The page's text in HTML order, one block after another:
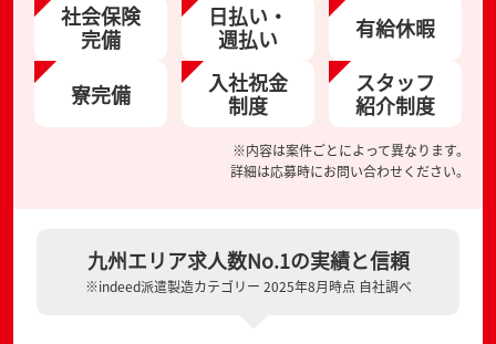
社会保険
完備
日払い・
週払い 有給休暇
寮完備 入社祝金
制度
スタッフ
紹介制度
※内容は案件ごとによって異なります。
詳細は応募時にお問い合わせください。
九州エリア求人数No.1の実績と信頼
※indeed派遣製造カテゴリー 2025年8月時点 自社調べ